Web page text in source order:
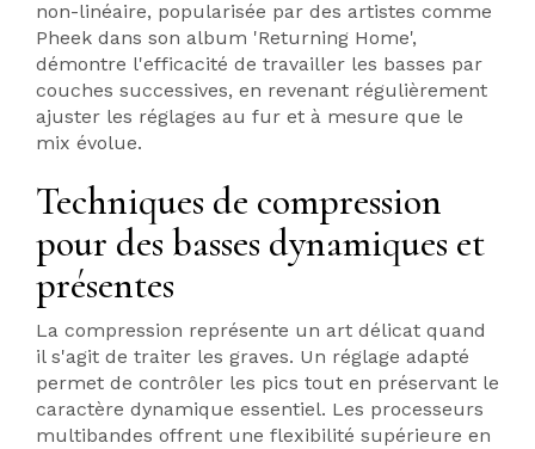
non-linéaire, popularisée par des artistes comme
Pheek dans son album 'Returning Home',
démontre l'efficacité de travailler les basses par
couches successives, en revenant régulièrement
ajuster les réglages au fur et à mesure que le
mix évolue.
Techniques de compression
pour des basses dynamiques et
présentes
La compression représente un art délicat quand
il s'agit de traiter les graves. Un réglage adapté
permet de contrôler les pics tout en préservant le
caractère dynamique essentiel. Les processeurs
multibandes offrent une flexibilité supérieure en